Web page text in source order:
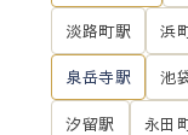
淡路町駅 浜
泉岳寺駅 池
汐留駅 永田